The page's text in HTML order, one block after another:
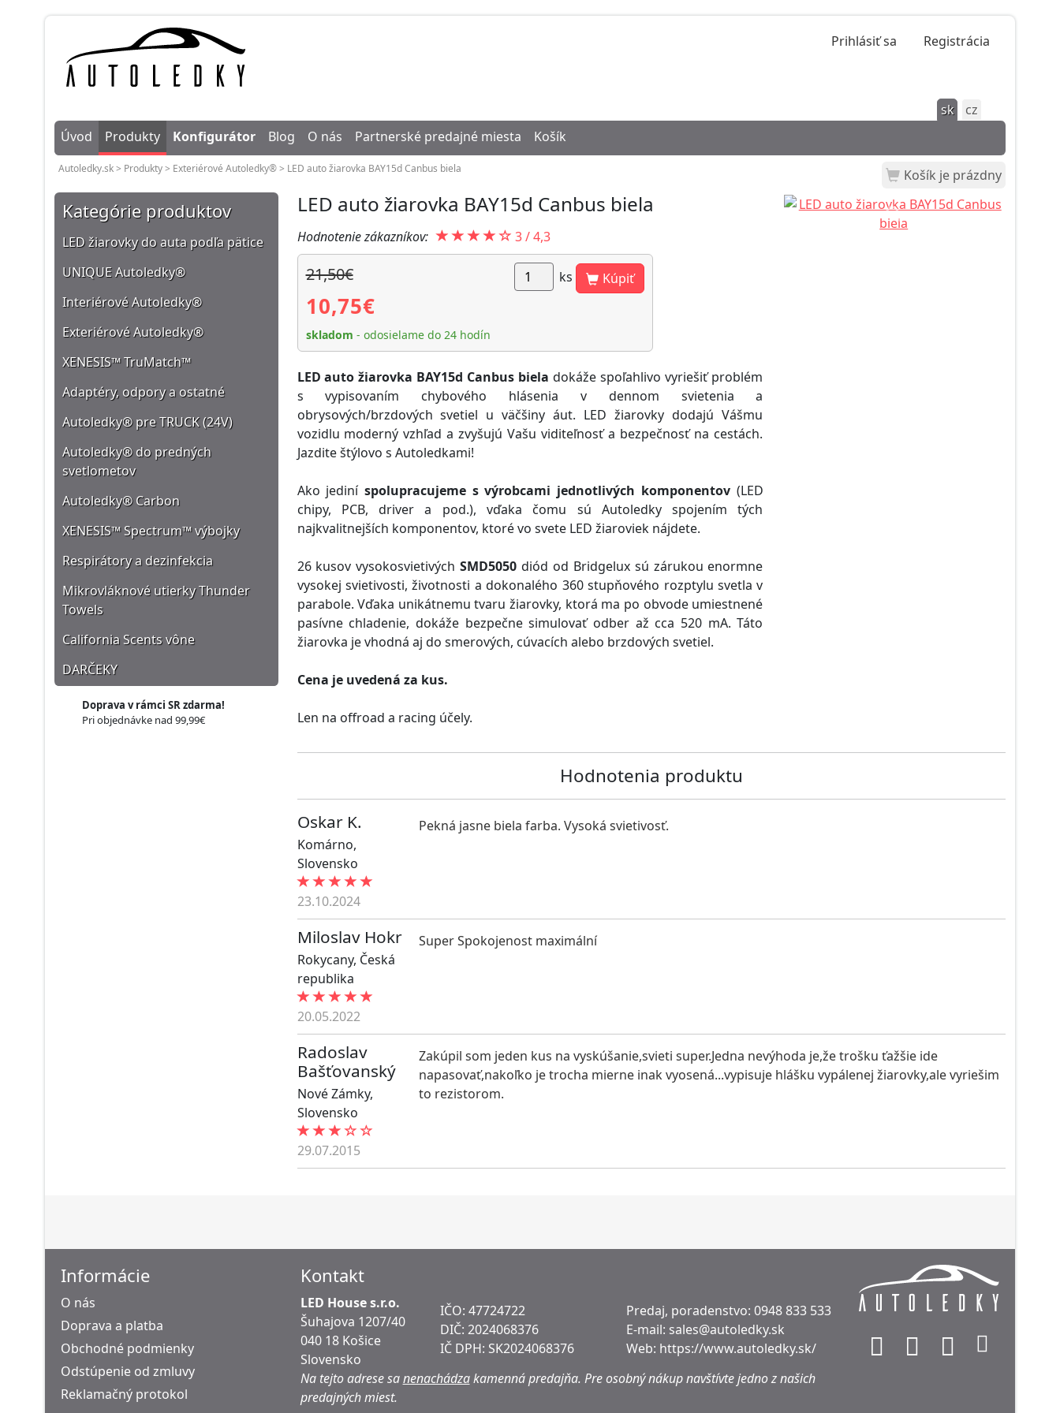
Prihlásiť sa Registrácia
sk
cz
Úvod
Produkty Konfigurátor Blog O nás Partnerské predajné miesta Košík
Autoledky.sk> Produkty> Exteriérové Autoledky®> LED auto žiarovka BAY15d Canbus biela Košík je prázdny
Kategórie produktov
LED žiarovky do auta podľa pätice
UNIQUE Autoledky®
Interiérové Autoledky®
Exteriérové Autoledky®
XENESIS™ TruMatch™
Adaptéry, odpory a ostatné
Autoledky® pre TRUCK (24V)
Autoledky® do predných
svetlometov
Autoledky® Carbon
XENESIS™ Spectrum™ výbojky
Respirátory a dezinfekcia
Mikrovláknové utierky Thunder
Towels
California Scents vône
DARČEKY
Doprava v rámci SR zdarma!
Pri objednávke nad 99,99€
LED auto žiarovka BAY15d Canbus biela
Hodnotenie zákazníkov: 3/4,3
21,50€
10,75€
skladom - odosielame do 24 hodín
ks Kúpiť
LED auto žiarovka BAY15d Canbus biela dokáže spoľahlivo vyriešiť problém
s vypisovaním chybového hlásenia v dennom svietenia a
obrysových/brzdových svetiel u väčšiny áut. LED žiarovky dodajú Vášmu
vozidlu moderný vzhľad a zvyšujú Vašu viditeľnosť a bezpečnosť na cestách.
Jazdite štýlovo s Autoledkami!
Ako jediní spolupracujeme s výrobcami jednotlivých komponentov(LED
chipy, PCB, driver a pod.), vďaka čomu sú Autoledky spojením tých
najkvalitnejších komponentov, ktoré vo svete LED žiaroviek nájdete.
26 kusov vysokosvietivýchSMD5050 diód od Bridgelux sú zárukou enormne
vysokej svietivosti, životnosti a dokonalého 360 stupňového rozptylu svetla v
parabole. Vďaka unikátnemu tvaru žiarovky, ktorá ma po obvode umiestnené
pasívne chladenie, dokáže bezpečne simulovať odber až cca 520 mA. Táto
žiarovka je vhodná aj do smerových, cúvacích alebo brzdových svetiel.
Cena je uvedená za kus.
Len na offroad a racing účely.
Hodnotenia produktu
Oskar K.
Komárno,
Slovensko
23.10.2024
Pekná jasne biela farba. Vysoká svietivosť.
Miloslav Hokr
Rokycany, Česká
republika
20.05.2022
Super Spokojenost maximální
Radoslav
Bašťovanský
Nové Zámky,
Slovensko
29.07.2015
Zakúpil som jeden kus na vyskúšanie,svieti super.Jedna nevýhoda je,že trošku ťažšie ide
napasovať,nakoľko je trocha mierne inak vyosená...vypisuje hlášku vypálenej žiarovky,ale vyriešim
to rezistorom.
Informácie
O nás
Doprava a platba
Obchodné podmienky
Odstúpenie od zmluvy
Reklamačný protokol
Kontakt
LED House s.r.o.
Šuhajova 1207/40
040 18 Košice
Slovensko
IČO: 47724722
DIČ: 2024068376
IČ DPH: SK2024068376
Predaj, poradenstvo: 0948 833 533
E-mail: sales@autoledky.sk
Web: https://www.autoledky.sk/
Na tejto adrese sanenachádzakamenná predajňa. Pre osobný nákup navštívte jedno z našich
predajných miest.